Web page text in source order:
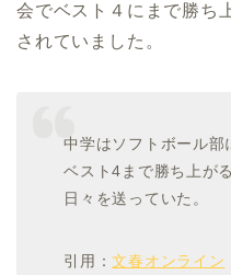
会でベスト４にまで勝ち
されていました。
中学はソフトボール
ベスト4まで勝ち上が
日々を送っていた。
引用：文春オンライン